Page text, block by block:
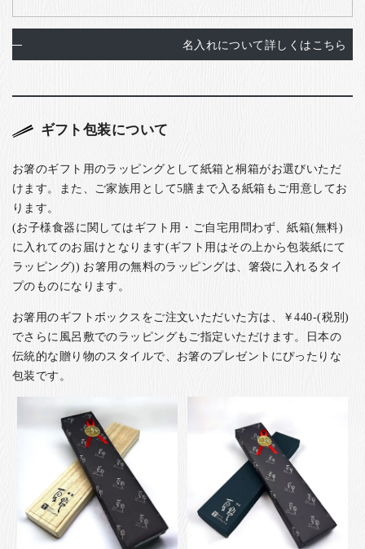
名入れについて詳しくはこちら
ギフト包装について
お箸のギフト用のラッピングとして紙箱と桐箱がお選びいただ
けます。また、ご家族用として5膳まで入る紙箱もご用意してお
ります。
(お子様食器に関してはギフト用・ご自宅用問わず、紙箱(無料)
に入れてのお届けとなります(ギフト用はその上から包装紙にて
ラッピング)) お箸用の無料のラッピングは、箸袋に入れるタイ
プのものになります。
お箸用のギフトボックスをご注文いただいた方は、￥440-(税別)
でさらに風呂敷でのラッピングもご指定いただけます。日本の
伝統的な贈り物のスタイルで、お箸のプレゼントにぴったりな
包装です。